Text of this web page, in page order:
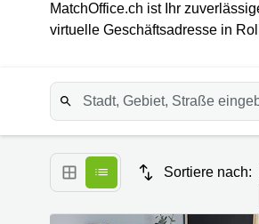
MatchOffice.ch ist Ihr
virtuelle Geschäftsadresse in
Sortiere nach: